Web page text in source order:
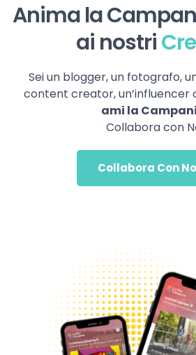
Anima la
ai nostri
Sei un blogger, un fotografo,
content creator, un’influencer
ami la
Collabora con
Collabora Con